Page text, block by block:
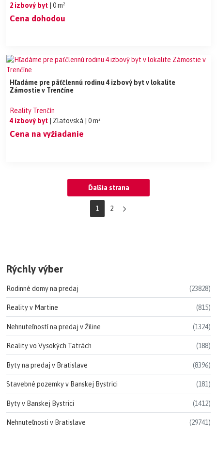
2 izbový byt
| 0 m²
Cena dohodou
Hľadáme pre päťčlennú rodinu 4 izbový byt v lokalite
Zámostie v Trenčíne
Reality Trenčín
4 izbový byt
| Zlatovská | 0 m²
Cena na vyžiadanie
Ďalšia strana
1 2
Rýchly výber
Rodinné domy na predaj (23828)
Reality v Martine (815)
Nehnuteľností na predaj v Žiline (1324)
Reality vo Vysokých Tatrách (188)
Byty na predaj v Bratislave (8396)
Stavebné pozemky v Banskej Bystrici (181)
Byty v Banskej Bystrici (1412)
Nehnuteľnosti v Bratislave (29741)